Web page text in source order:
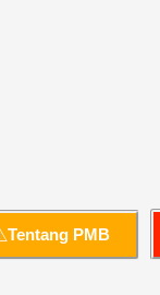
Tentang PMB